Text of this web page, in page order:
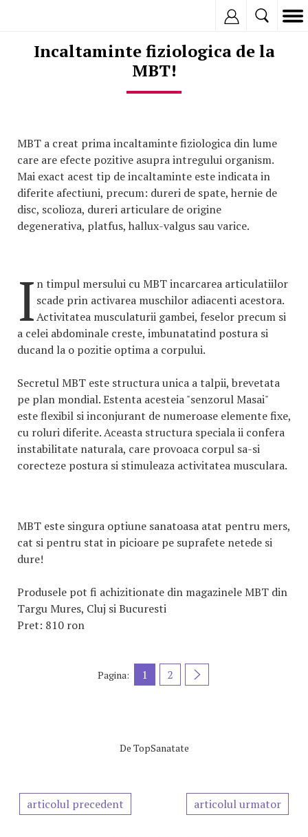
Incaltaminte fiziologica de la
MBT!
MBT a creat prima incaltaminte fiziologica din lume
care are efecte pozitive asupra intregului organism.
Mai exact acest tip de incaltaminte este indicata in
diferite afectiuni, precum: dureri de spate, hernie de
disc, scolioza, dureri articulare de origine
degenerativa, platfus, hallux-valgus sau varice.
I n timpul mersului cu MBT incarcarea articulatiilor
scade prin activarea muschilor adiacenti acestora.
Activitatea musculaturii gambei, feselor precum si
a celei abdominale creste, imbunatatind postura si
ducand la o pozitie optima a corpului.
Secretul MBT este structura unica a talpii, brevetata
pe plan mondial. Estenta acesteia "senzorul Masai"
este flexibil si inconjurant de numeroase elemente fixe,
cu roluri diferite. Aceasta structura speciala ii confera
instabilitate naturala, care provoaca corpul sa-si
corecteze postura si stimuleaza activitatea musculara.
MBT este singura optiune sanatoasa atat pentru mers,
cat si pentru stat in picioare pe suprafete netede si
dure!
Produsele pot fi achizitionate din magazinele MBT din
Targu Mures, Cluj si Bucuresti
Pret: 810 ron
Pagina: 1 2
De TopSanatate
articolul precedent articolul urmator